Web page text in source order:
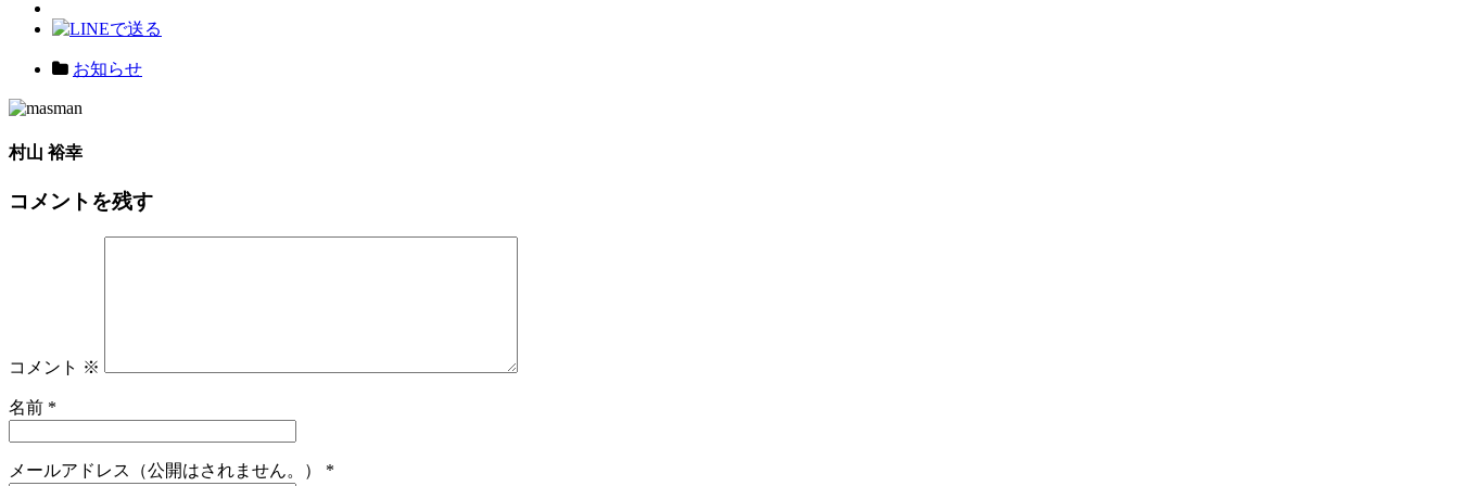
お知らせ
村山 裕幸
コメントを残す
コメント ※
名前 *
メールアドレス（公開はされません。） *